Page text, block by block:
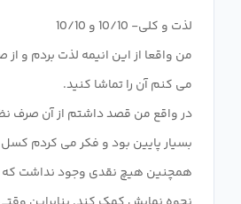
من واقعا از این انیمه لذت بردم و
در واقع من قصد داشتم از آن صرف نظر
بسیار پایین بود و فکر می کردم
همچنین هیچ نقدی وجود نداشت که